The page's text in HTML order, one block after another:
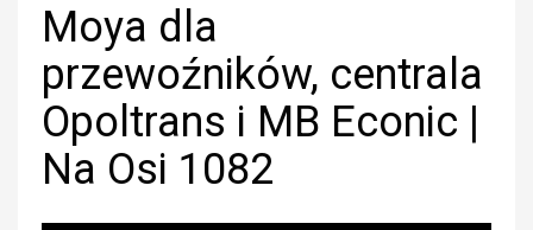
Moya dla
przewoźników, centrala
Opoltrans i MB Econic |
Na Osi 1082